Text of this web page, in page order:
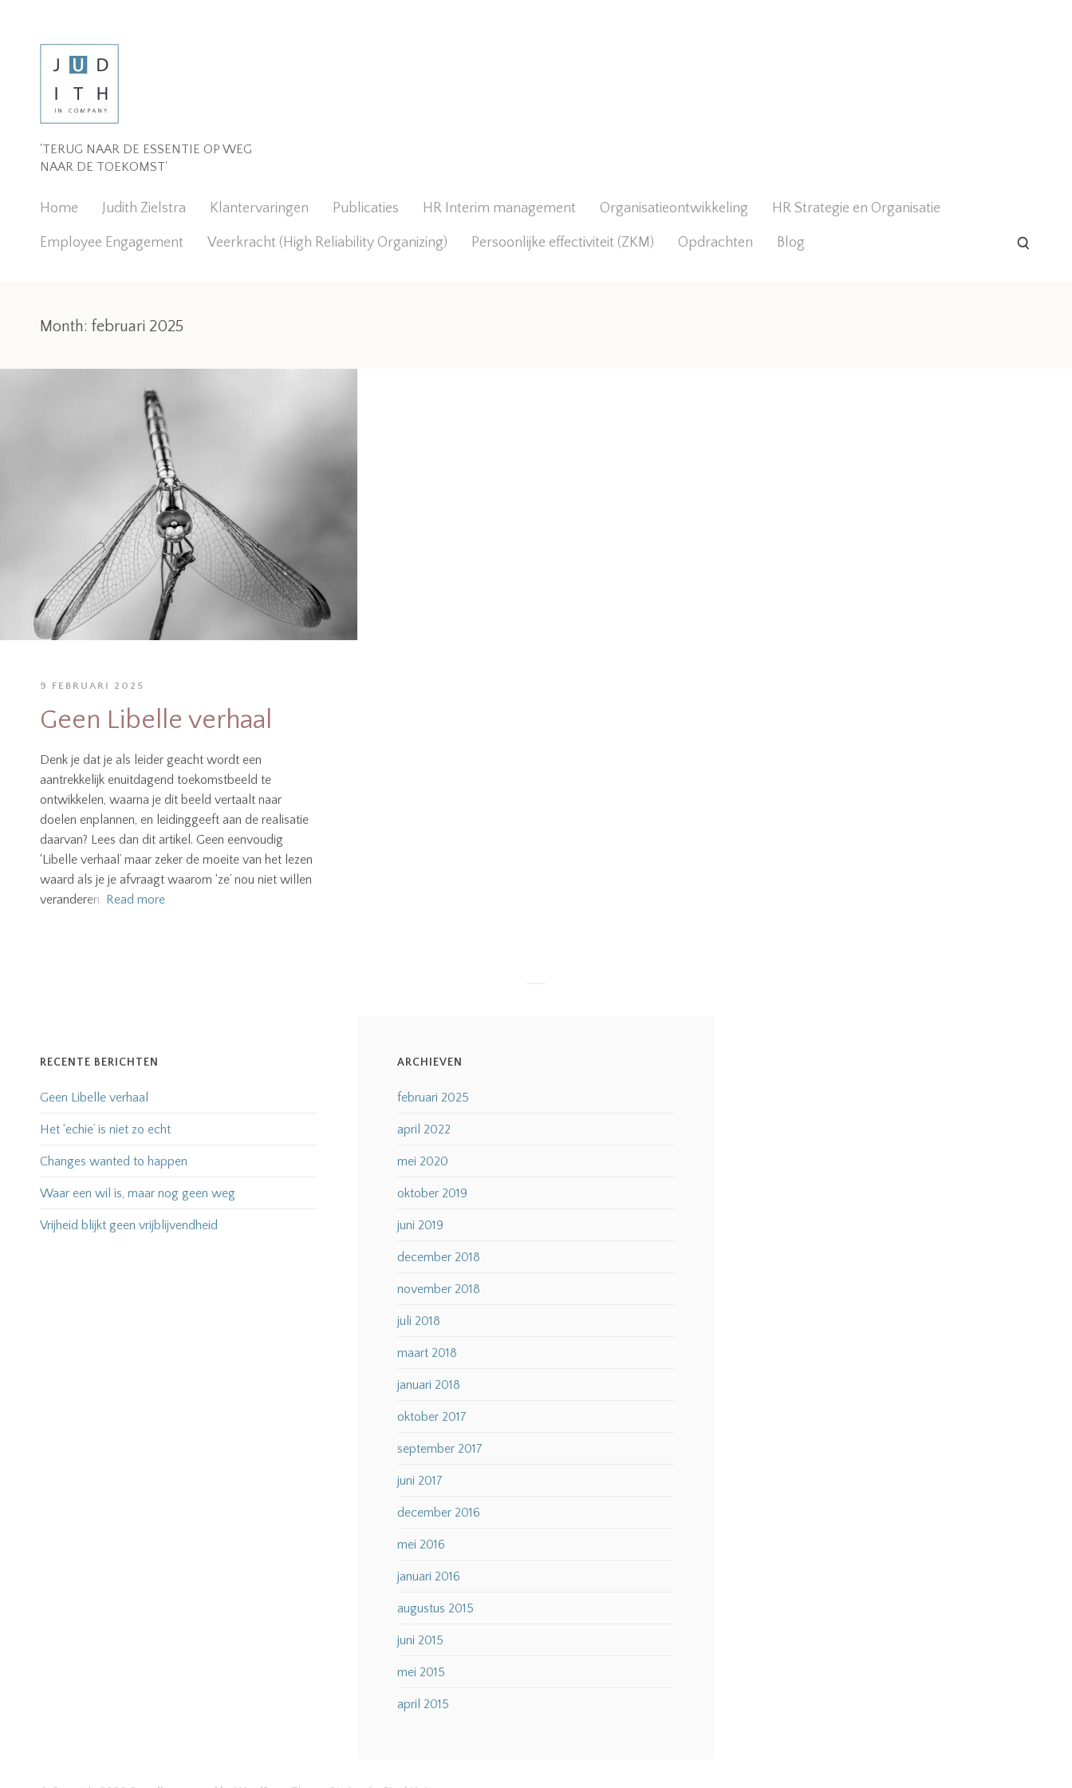
'TERUG NAAR DE ESSENTIE OP WEG
NAAR DE TOEKOMST'
Home Judith Zielstra Klantervaringen Publicaties HR Interim management Organisatieontwikkeling HR Strategie en Organisatie
Employee Engagement Veerkracht (High Reliability Organizing) Persoonlijke effectiviteit (ZKM) Opdrachten Blog
Month: februari 2025
9 FEBRUARI 2025
Geen Libelle verhaal
Denk je dat je als leider geacht wordt een
aantrekkelijk enuitdagend toekomstbeeld te
ontwikkelen, waarna je dit beeld vertaalt naar
doelen enplannen, en leidinggeeft aan de realisatie
daarvan? Lees dan dit artikel. Geen eenvoudig
‘Libelle verhaal’ maar zeker de moeite van het lezen
waard als je je afvraagt waarom ‘ze’ nou niet willen
veranderen. Read more
RECENTE BERICHTEN
Geen Libelle verhaal
Het ‘echie’ is niet zo echt
Changes wanted to happen
Waar een wil is, maar nog geen weg
Vrijheid blijkt geen vrijblijvendheid
ARCHIEVEN
februari 2025
april 2022
mei 2020
oktober 2019
juni 2019
december 2018
november 2018
juli 2018
maart 2018
januari 2018
oktober 2017
september 2017
juni 2017
december 2016
mei 2016
januari 2016
augustus 2015
juni 2015
mei 2015
april 2015